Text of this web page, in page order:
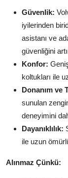
Güvenlik:
iyilerinden
asistanı ve
güvenliğini
Konfor:
koltukları ile
Donanım ve
sunulan
deneyimini
Dayanıklılık:
ile uzun
Alınmaz Çünkü: